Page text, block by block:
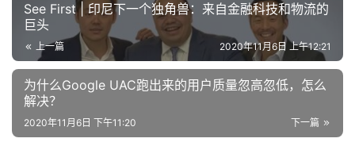
See First | 印尼下一个独角兽：来自金融科技和物流的
巨头
上一篇 2020年11月6日 上午12:21
为什么Google UAC跑出来的用户质量忽高忽低，怎么
解决？
下一篇
2020年11月6日 下午11:20